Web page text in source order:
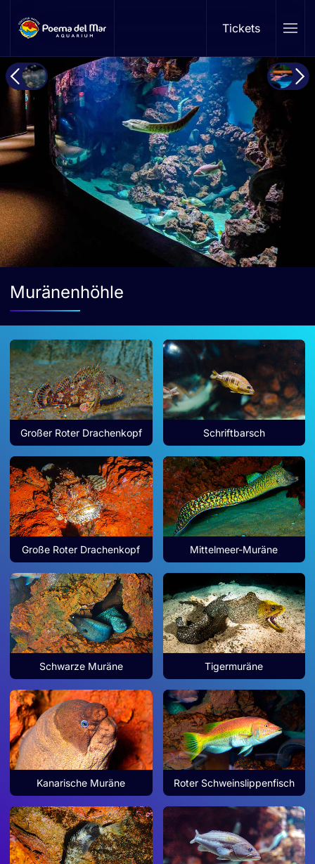
Skip to main content Tickets
Muränenhöhle
Großer Roter Drachenkopf Schriftbarsch
Große Roter Drachenkopf Mittelmeer-Muräne
Schwarze Muräne Tigermuräne
Kanarische Muräne Roter Schweinslippenfisch